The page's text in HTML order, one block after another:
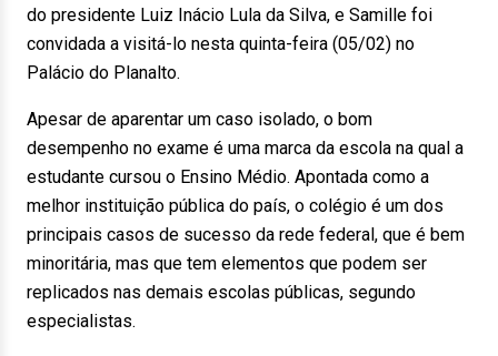
do presidente Luiz Inácio Lula da Silva, e Samille foi
convidada a visitá-lo nesta quinta-feira (05/02) no
Palácio do Planalto.
Apesar de aparentar um caso isolado, o bom
desempenho no exame é uma marca da escola na qual a
estudante cursou o Ensino Médio. Apontada como a
melhor instituição pública do país, o colégio é um dos
principais casos de sucesso da rede federal, que é bem
minoritária, mas que tem elementos que podem ser
replicados nas demais escolas públicas, segundo
especialistas.